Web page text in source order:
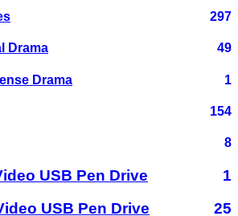
297
Drama 49
Drama 1
154
8
USB Pen Drive
1
USB Pen Drive
25